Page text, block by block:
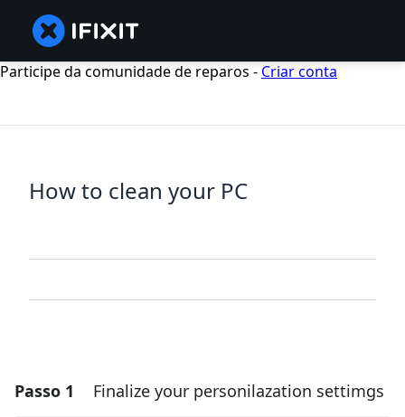
Participe da comunidade de reparos - Criar conta
How to clean your PC
Passo 1 Finalize your personilazation settimgs